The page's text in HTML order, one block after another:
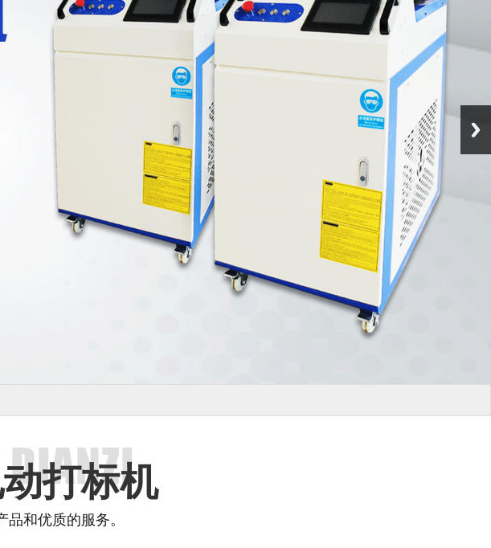
打标机
和优质的服务。